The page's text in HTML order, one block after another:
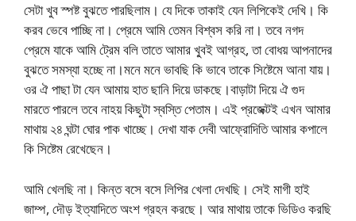
সেটা খুব স্পষ্ট বুঝতে পারছিলাম। যে দিকে তাকাই যেন লিপিকেই দেখি। কি
করব ভেবে পাচ্ছি না। প্রেমে আমি তেমন বিশ্বস করি না। তবে নগদ
প্রেমে যাকে আমি ট্রেম বলি তাতে আমার খু্বই আগ্রহ, তা বোধয় আপনাদের
বুঝতে সমস্যা হচ্ছে না।মনে মনে ভাবছি কি ভাবে তাকে সিষ্টেমে আনা যায়।
ওর ঐ পাছা টা যেন আমায় হাত ছানি দিয়ে ডাকছে।বাড়াটা দিয়ে ঐ গুদ
মারতে পারলে তবে নাহয় কিছুটা স্বস্তি পেতাম। এই প্রজেক্টই এখন আমার
মাথায় ২৪ ঘন্টা ঘোর পাক খাচ্ছে। দেখা যাক দেবী আফ্রোদিতি আমার কপালে
কি সিষ্টেম রেখেছেন।
আমি খেলছি না। কিন্ত বসে বসে লিপির খেলা দেখছি। সেই মাগী হাই
জাম্প, দৌড় ইত্যাদিতে অংশ গ্রহন করছে। আর মাথায় তাকে ভিডিও করছি